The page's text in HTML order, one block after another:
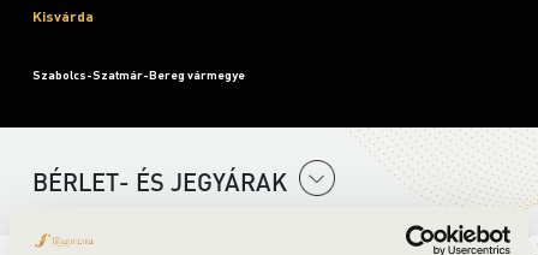
Kisvárda
Szabolcs-Szatmár-Bereg vármegye
BÉRLET- ÉS JEGYÁRAK